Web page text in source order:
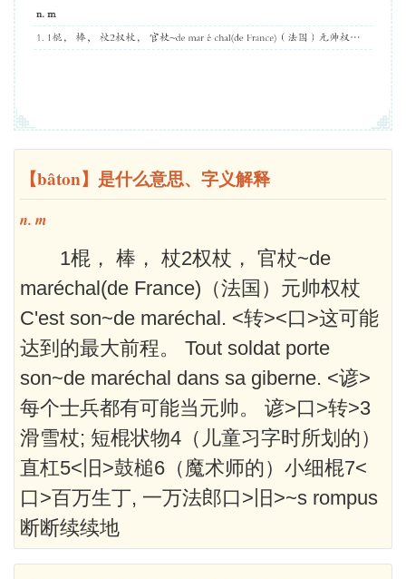
【bâton】是什么意思、字义解释
n. m
1棍， 棒， 杖2权杖， 官杖~de
maréchal(de France)（法国）元帅权杖
C'est son~de maréchal. <转><口>这可能
达到的最大前程。 Tout soldat porte
son~de maréchal dans sa giberne. <谚>
每个士兵都有可能当元帅。 谚>口>转>3
滑雪杖; 短棍状物4（儿童习字时所划的）
直杠5<旧>鼓槌6（魔术师的）小细棍7<
口>百万生丁, 一万法郎口>旧>~s rompus
断断续续地